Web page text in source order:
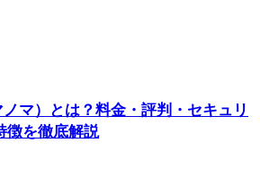
マ）とは？料金・評判・セキュリ
徴を徹底解説